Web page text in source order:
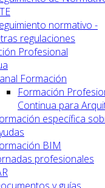
normativo -
regulaciones
Profesional
Formación
Formación
Continua para
específica
BIM
profesionales